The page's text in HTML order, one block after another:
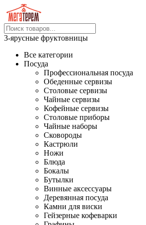
3-ярусные фруктовницы
Все категории
Посуда
Профессиональная посуда
Обеденные сервизы
Столовые сервизы
Чайные сервизы
Кофейные сервизы
Столовые приборы
Чайные наборы
Сковороды
Кастрюли
Ножи
Блюда
Бокалы
Бутылки
Винные аксессуары
Деревянная посуда
Камни для виски
Гейзерные кофеварки